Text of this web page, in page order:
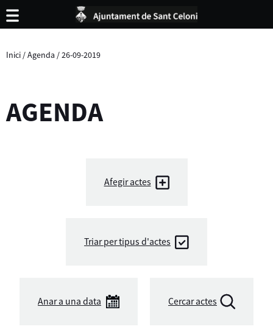
Inici /Agenda /26-09-2019
AGENDA
Afegir actes
Triar per tipus d'actes
Anar a una data Cercar actes